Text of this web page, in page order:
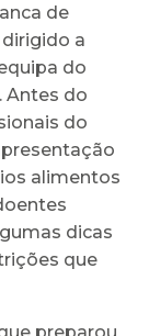
de
a
do
Antes do
do
alimentos
dicas
que